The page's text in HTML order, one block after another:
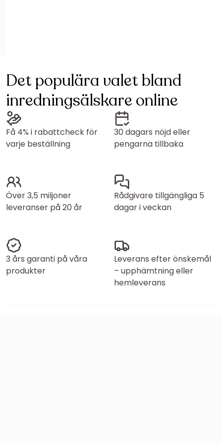
Det populära valet bland
inredningsälskare online
Få 4% i rabattcheck för
varje beställning
30 dagars nöjd eller
pengarna tillbaka
Över 3,5 miljoner
leveranser på 20 år
Rådgivare tillgängliga 5
dagar i veckan
3 års garanti på våra
produkter
Leverans efter önskemål
– upphämtning eller
hemleverans